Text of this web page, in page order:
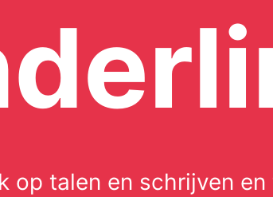
op talen en schrijven